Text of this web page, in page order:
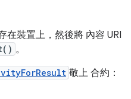
在裝置上，然後將 內容 URI
。
敬上 合約：